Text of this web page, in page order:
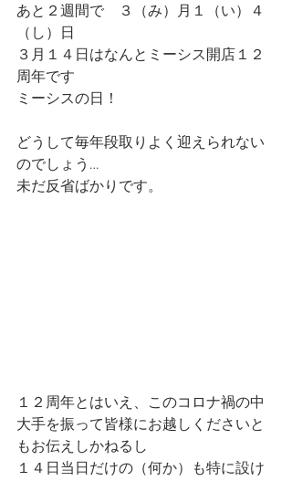
あと２週間で　３（み）月１（い）４
（し）日
３月１４日はなんとミーシス開店１２
周年です
ミーシスの日！
どうして毎年段取りよく迎えられない
のでしょう…
未だ反省ばかりです。
１２周年とはいえ、このコロナ禍の中
大手を振って皆様にお越しくださいと
もお伝えしかねるし
１４日当日だけの（何か）も特に設け